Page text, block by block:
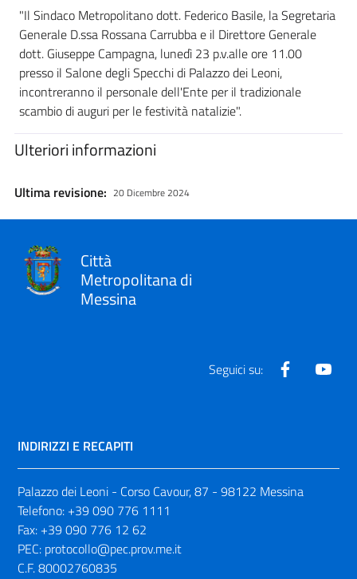
"Il Sindaco Metropolitano dott. Federico Basile, la Segretaria
Generale D.ssa Rossana Carrubba e il Direttore Generale
dott. Giuseppe Campagna, lunedì 23 p.v.alle ore 11.00
presso il Salone degli Specchi di Palazzo dei Leoni,
incontreranno il personale dell'Ente per il tradizionale
scambio di auguri per le festività natalizie".
Ulteriori informazioni
Ultima revisione: 20 Dicembre 2024
Città
Metropolitana di
Messina
Seguici su: Facebook
INDIRIZZI E RECAPITI
Palazzo dei Leoni - Corso Cavour, 87 - 98122 Messina
Telefono: +39 090 776 1111
Fax: +39 090 776 12 62
PEC: protocollo@pec.prov.me.it
C.F. 80002760835